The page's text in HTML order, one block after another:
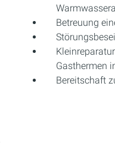
Betreuung
Gasthermen
Bereitschaft